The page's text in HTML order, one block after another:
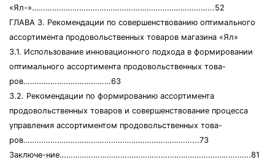
«Ял-»……………………………………………………………………...52
ГЛАВА 3. Рекомендации по совершенствованию оптимального
ассортимента продовольственных товаров магазина «Ял»
3.1. Использование инновационного подхода в формировании
оптимального ассортимента продовольственных това-
ров…………………………………63
3.2. Рекомендации по формированию ассортимента
продовольственных товаров и совершенствование процесса
управления ассортиментом продовольственных това-
ров…………………………………………………………………...73
Заключе-ние………………………………………………………………………….81